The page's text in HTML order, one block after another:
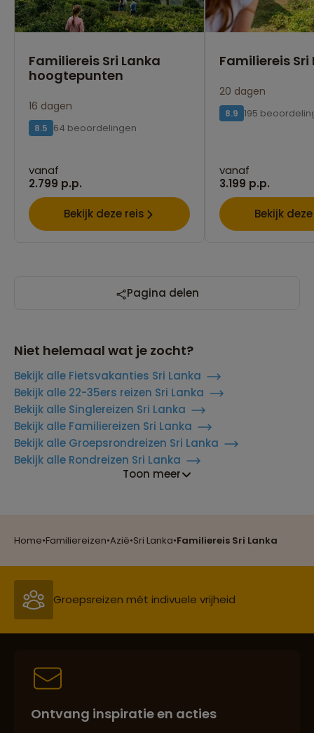
Home•Familiereizen•Azië•Sri Lanka•Familiereis Sri Lanka
Familiereis Sri Lanka
hoogtepunten
16 dagen
8.5 64 beoordelingen
vanaf
2.799 p.p.
Bekijk deze reis
Familiereis Sri
20 dagen
8.9 195
vanaf
3.199 p.p.
Bekijk
Pagina delen
Niet helemaal wat je zocht?
Bekijk alle Fietsvakanties Sri Lanka
Bekijk alle 22-35ers reizen Sri Lanka
Bekijk alle Singlereizen Sri Lanka
Bekijk alle Familiereizen Sri Lanka
Bekijk alle Groepsrondreizen Sri Lanka
Bekijk alle Rondreizen Sri Lanka
Toon meer
Reizen met oog voor mens, cultuur en milieu
Groepsreizen mét indivuele vrijheid
Best beoordeelde reisroutes
Ontvang inspiratie en acties